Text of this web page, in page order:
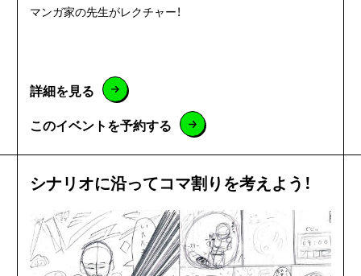
マンガ家の先生がレクチャー！
詳細を見る
このイベントを予約する
シナリオに沿ってコマ割りを考えよう！